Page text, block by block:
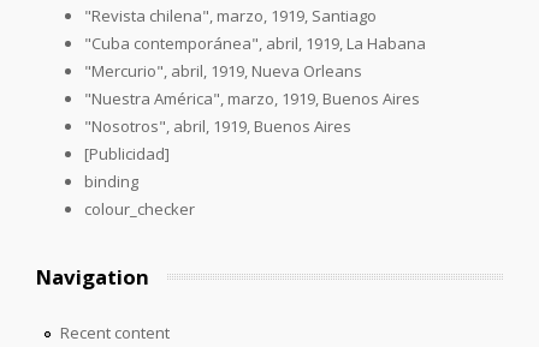
"Revista chilena", marzo, 1919, Santiago
"Cuba contemporánea", abril, 1919, La Habana
"Mercurio", abril, 1919, Nueva Orleans
"Nuestra América", marzo, 1919, Buenos Aires
"Nosotros", abril, 1919, Buenos Aires
[Publicidad]
binding
colour_checker
Navigation
Recent content